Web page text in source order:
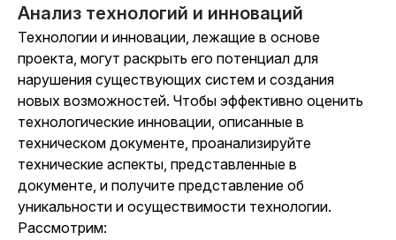
Анализ технологий и инноваций
Технологии и инновации, лежащие в основе
проекта, могут раскрыть его потенциал для
нарушения существующих систем и создания
новых возможностей. Чтобы эффективно оценить
технологические инновации, описанные в
техническом документе, проанализируйте
технические аспекты, представленные в
документе, и получите представление об
уникальности и осуществимости технологии.
Рассмотрим: